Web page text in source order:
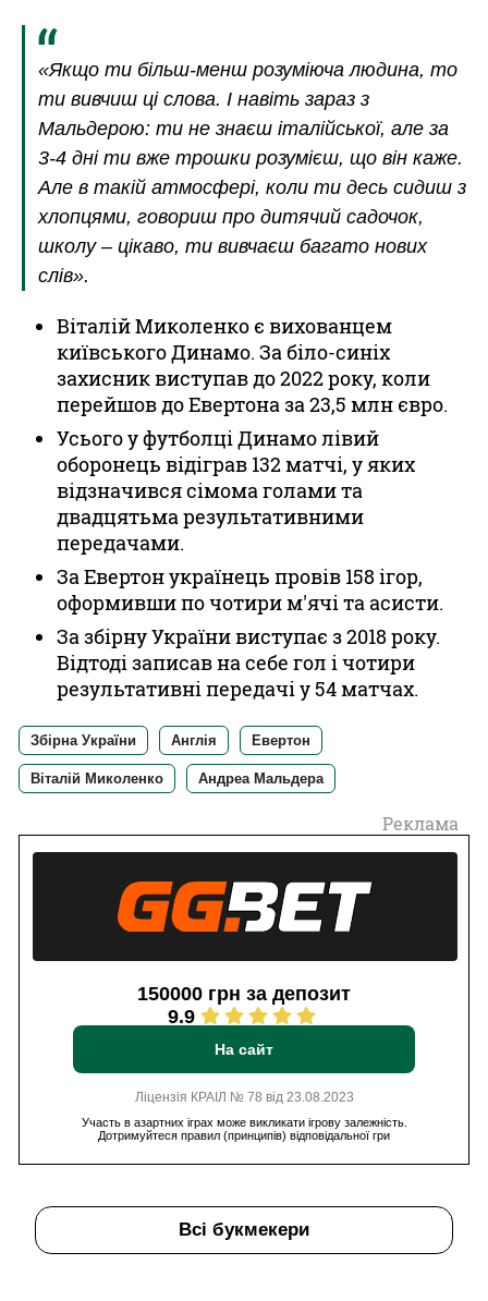
«Якщо ти більш-менш розуміюча людина, то
ти вивчиш ці слова. І навіть зараз з
Мальдерою: ти не знаєш італійської, але за
3-4 дні ти вже трошки розумієш, що він каже.
Але в такій атмосфері, коли ти десь сидиш з
хлопцями, говориш про дитячий садочок,
школу – цікаво, ти вивчаєш багато нових
слів».
Віталій Миколенко є вихованцем
київського Динамо. За біло-синіх
захисник виступав до 2022 року, коли
перейшов до Евертона за 23,5 млн євро.
Усього у футболці Динамо лівий
оборонець відіграв 132 матчі, у яких
відзначився сімома голами та
двадцятьма результативними
передачами.
За Евертон українець провів 158 ігор,
оформивши по чотири м'ячі та асисти.
За збірну України виступає з 2018 року.
Відтоді записав на себе гол і чотири
результативні передачі у 54 матчах.
Збірна України Англія Евертон
Віталій Миколенко Андреа Мальдера
Реклама
150000 грн за депозит
9.9
На сайт
Ліцензія КРАІЛ № 78 від 23.08.2023
Участь в азартних іграх може викликати ігрову залежність.
Дотримуйтеся правил (принципів) відповідальної гри
Всі букмекери